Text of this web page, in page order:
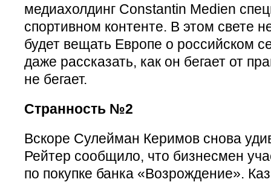
медиахолдинг Constantin Medien
спортивном контенте. В этом свете
будет вещать Европе о российском
даже рассказать, как он бегает от
не бегает.
Странность №2
Вскоре Сулейман Керимов снова
Рейтер сообщило, что бизнесмен
по покупке банка «Возрождение».